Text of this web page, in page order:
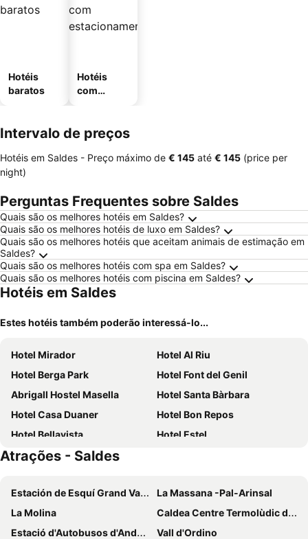
Hotéis
baratos
Hotéis
com
Intervalo de preços
Hotéis em Saldes - Preço máximo de ‎€ 145 até ‎€ 145 (price per
night)
Perguntas Frequentes sobre Saldes
Quais são os melhores hotéis em Saldes?
Quais são os melhores hotéis de luxo em Saldes?
Quais são os melhores hotéis que aceitam animais de estimação em
Saldes?
Quais são os melhores hotéis com spa em Saldes?
Quais são os melhores hotéis com piscina em Saldes?
Hotéis em Saldes
Estes hotéis também poderão interessá-lo...
Hotel Mirador
Hotel Al Riu
Hotel Berga Park
Hotel Font del Genil
Abrigall Hostel Masella
Hotel Santa Bàrbara
Hotel Casa Duaner
Hotel Bon Repos
Hotel Bellavista
Hotel Estel
Alp Hotel Masella
Atrações - Saldes
Estación de Esquí Grand Valira
La Massana -Pal-Arinsal
La Molina
Caldea Centre Termolùdic d' Andorra
Estació d'Autobusos d'Andorra
Vall d'Ordino